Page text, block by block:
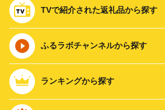
TVで紹介された返礼品から探す
ふるラボチャンネルから探す
ランキングから探す